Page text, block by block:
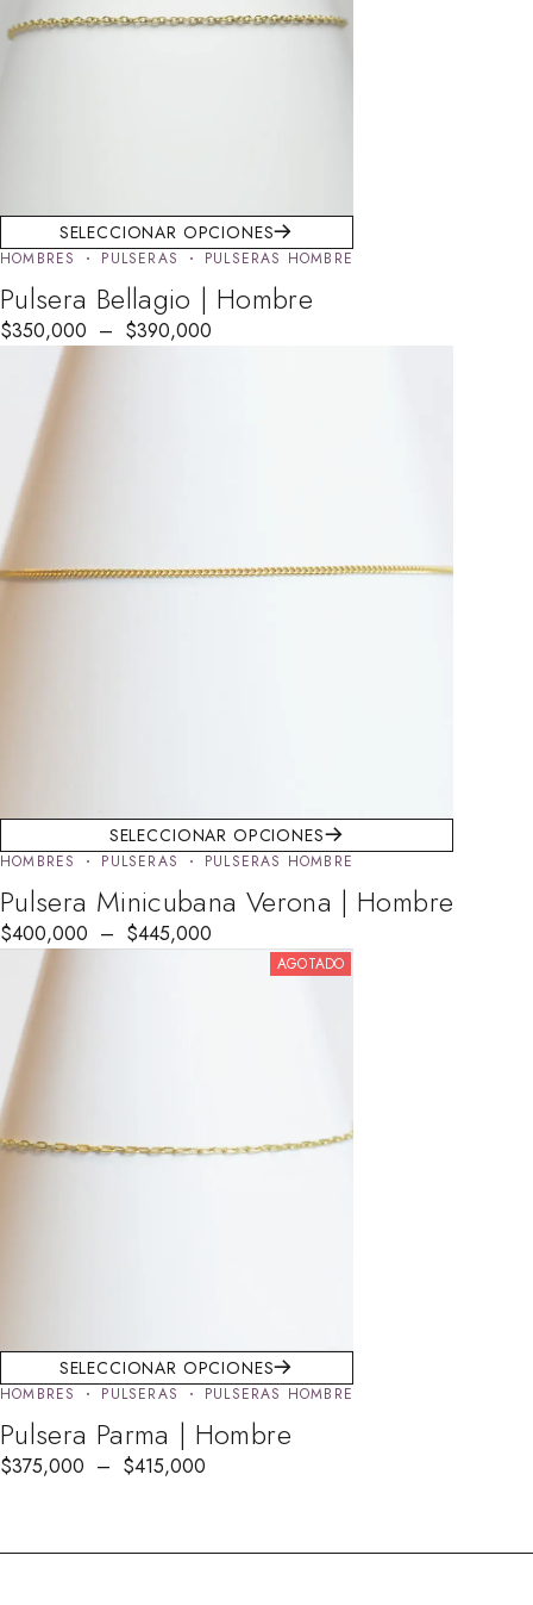
SELECCIONAR OPCIONES
HOMBRES PULSERAS PULSERAS HOMBRE
Pulsera Bellagio | Hombre
$350,000 – $390,000
SELECCIONAR OPCIONES
HOMBRES PULSERAS PULSERAS HOMBRE
Pulsera Minicubana Verona | Hombre
$400,000 – $445,000
AGOTADO
SELECCIONAR OPCIONES
HOMBRES PULSERAS PULSERAS HOMBRE
Pulsera Parma | Hombre
$375,000 – $415,000